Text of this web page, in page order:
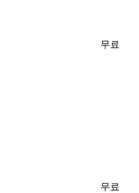
무료
무료